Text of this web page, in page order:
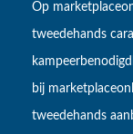
Op
tweedehands
bij
tweedehands